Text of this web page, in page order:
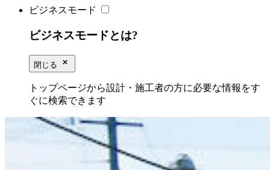
ビジネスモード
ビジネスモードとは?
閉じる close_small
トップページから設計・施工者の方に必要な情報をす
ぐに検索できます